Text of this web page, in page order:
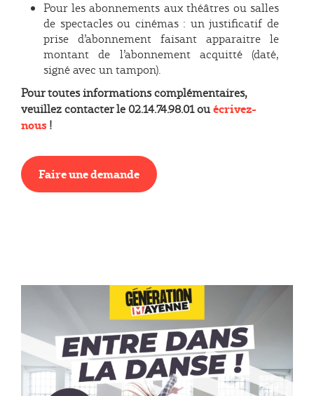
Pour les abonnements aux théâtres ou salles
de spectacles ou cinémas : un justificatif de
prise d’abonnement faisant apparaitre le
montant de l’abonnement acquitté (daté,
signé avec un tampon).
Pour toutes informations complémentaires,
veuillez contacter le 02.14.74.98.01 ouécrivez-
nous !
Faire une demande